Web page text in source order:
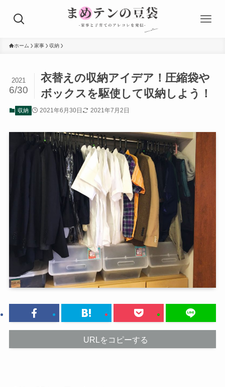
ホーム 家事 収納
衣替えの収納アイデア！圧縮袋や
ボックスを駆使して収納しよう！
2021
6/30
収納 2021年6月30日 2021年7月2日
URLをコピーする